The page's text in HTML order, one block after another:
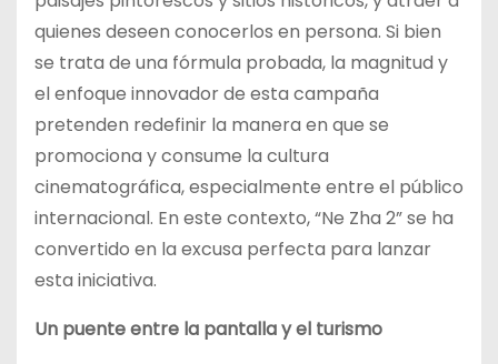
quienes deseen conocerlos en persona. Si bien
se trata de una fórmula probada, la magnitud y
el enfoque innovador de esta campaña
pretenden redefinir la manera en que se
promociona y consume la cultura
cinematográfica, especialmente entre el público
internacional. En este contexto, “Ne Zha 2” se ha
convertido en la excusa perfecta para lanzar
esta iniciativa.
Un puente entre la pantalla y el turismo